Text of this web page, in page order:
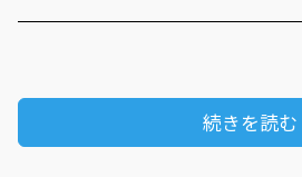
続きを読む